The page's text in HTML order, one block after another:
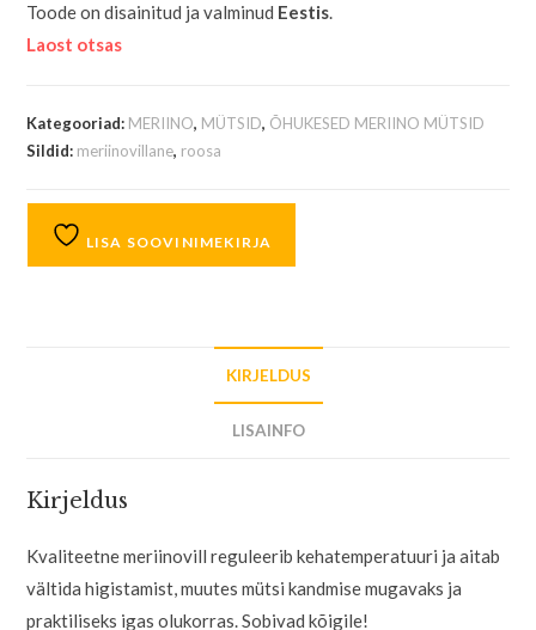
Toode on disainitud ja valminud Eestis.
Laost otsas
Kategooriad: MERIINO, MÜTSID, ÕHUKESED MERIINO MÜTSID
Sildid: meriinovillane, roosa
LISA SOOVINIMEKIRJA
KIRJELDUS
LISAINFO
Kirjeldus
Kvaliteetne meriinovill reguleerib kehatemperatuuri ja aitab
vältida higistamist, muutes mütsi kandmise mugavaks ja
praktiliseks igas olukorras. Sobivad kõigile!